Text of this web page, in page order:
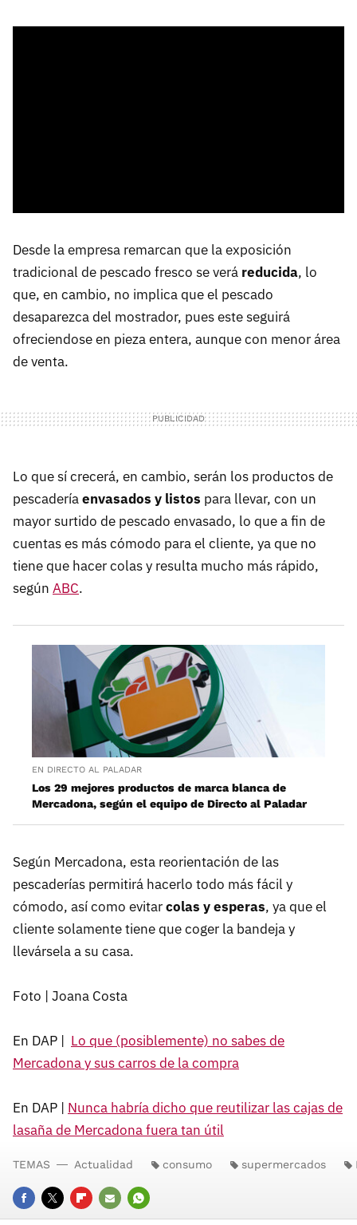
Desde la empresa remarcan que la exposición
tradicional de pescado fresco se verá reducida, lo
que, en cambio, no implica que el pescado
desaparezca del mostrador, pues este seguirá
ofreciendose en pieza entera, aunque con menor área
de venta.
Lo que sí crecerá, en cambio, serán los productos de
pescaderíaenvasados y listos para llevar, con un
mayor surtido de pescado envasado, lo que a fin de
cuentas es más cómodo para el cliente, ya que no
tiene que hacer colas y resulta mucho más rápido,
según ABC.
EN DIRECTO AL PALADAR
Los 29 mejores productos de marca blanca de
Mercadona, según el equipo de Directo al Paladar
Según Mercadona, esta reorientación de las
pescaderías permitirá hacerlo todo más fácil y
cómodo, así como evitarcolas y esperas, ya que el
cliente solamente tiene que coger la bandeja y
llevársela a su casa.
Foto | Joana Costa
En DAP | Lo que (posiblemente) no sabes de
Mercadona y sus carros de la compra
En DAP | Nunca habría dicho que reutilizar las cajas de
lasaña de Mercadona fuera tan útil
FACEBOOK
TWITTERFLIPBOARD
E- WHATSAPP
TEMAS Actualidad consumo supermercados